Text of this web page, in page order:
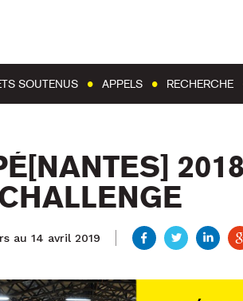
SOUTENUS APPELS RECHERCHE
au 14 avril 2019